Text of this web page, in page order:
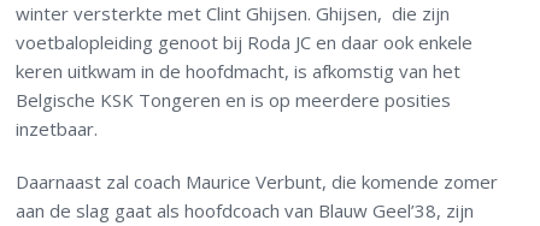
winter versterkte met Clint Ghijsen. Ghijsen, die zijn
voetbalopleiding genoot bij Roda JC en daar ook enkele
keren uitkwam in de hoofdmacht, is afkomstig van het
Belgische KSK Tongeren en is op meerdere posities
inzetbaar.
Daarnaast zal coach Maurice Verbunt, die komende zomer
aan de slag gaat als hoofdcoach van Blauw Geel’38, zijn